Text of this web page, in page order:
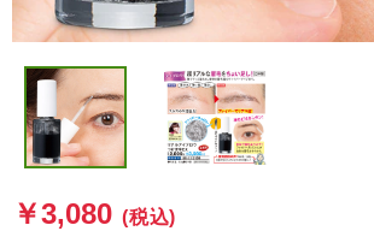
￥3,080 (税込)